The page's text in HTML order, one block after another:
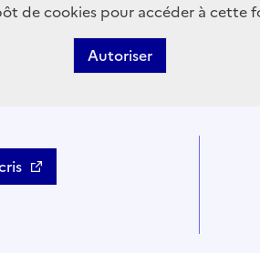
de cookies pour accéder à cette
Autoriser